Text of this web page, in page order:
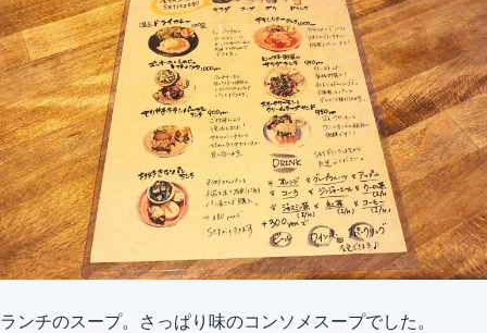
ランチのスープ。さっぱり味のコンソメスープでした。